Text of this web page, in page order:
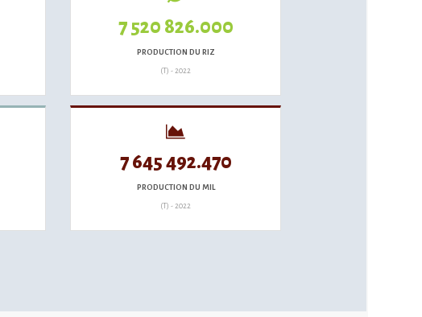
7 520 826.000
PRODUCTION DU RIZ
(T) - 2022
7 645 492.470
PRODUCTION DU MIL
(T) - 2022